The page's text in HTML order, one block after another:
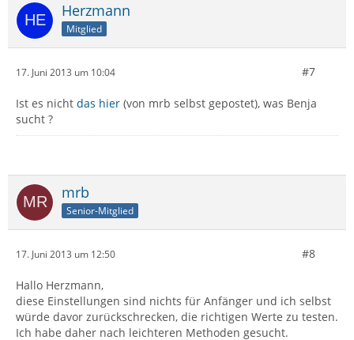
Herzmann
Mitglied
17. Juni 2013 um 10:04 #7
Ist es nicht das hier (von mrb selbst gepostet), was Benja
sucht ?
mrb
Senior-Mitglied
17. Juni 2013 um 12:50 #8
Hallo Herzmann,
diese Einstellungen sind nichts für Anfänger und ich selbst
würde davor zurückschrecken, die richtigen Werte zu testen.
Ich habe daher nach leichteren Methoden gesucht.